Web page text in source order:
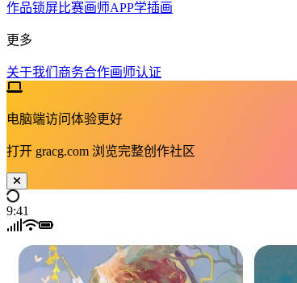
作品锁屏比赛画师APP学插画
更多
关于我们 商务合作画师认证
电脑端访问体验更好
打开 gracg.com 浏览完整创作社区
9:41